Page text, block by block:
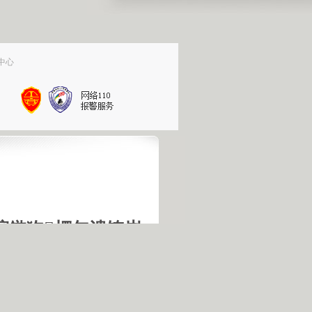
心
鏃犳椤甸潰锛岃